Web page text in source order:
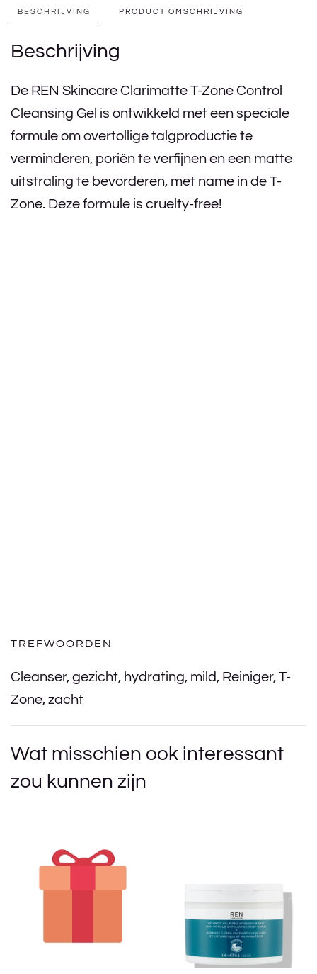
BESCHRIJVING PRODUCT OMSCHRIJVING
Beschrijving
De REN Skincare Clarimatte T-Zone Control
Cleansing Gel is ontwikkeld met een speciale
formule om overtollige talgproductie te
verminderen, poriën te verfijnen en een matte
uitstraling te bevorderen, met name in de T-
Zone. Deze formule is cruelty-free!
TREFWOORDEN
Cleanser, gezicht, hydrating, mild, Reiniger, T-
Zone, zacht
Wat misschien ook interessant
zou kunnen zijn